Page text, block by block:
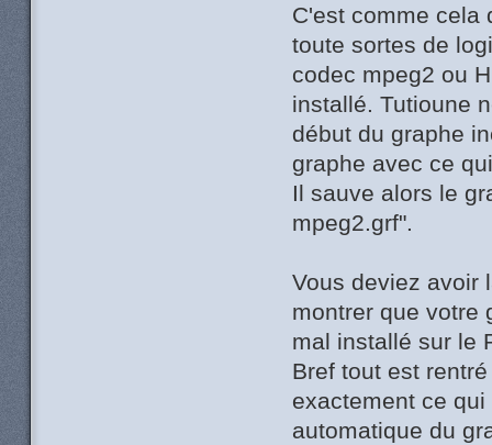
C'est comme cela
toute sortes de
codec mpeg2 ou
installé. Tutioune
début du graphe
graphe avec ce
Il sauve alors le
mpeg2.grf".
Vous deviez avoir
montrer que votre
mal installé sur le
Bref tout est
exactement ce
automatique du